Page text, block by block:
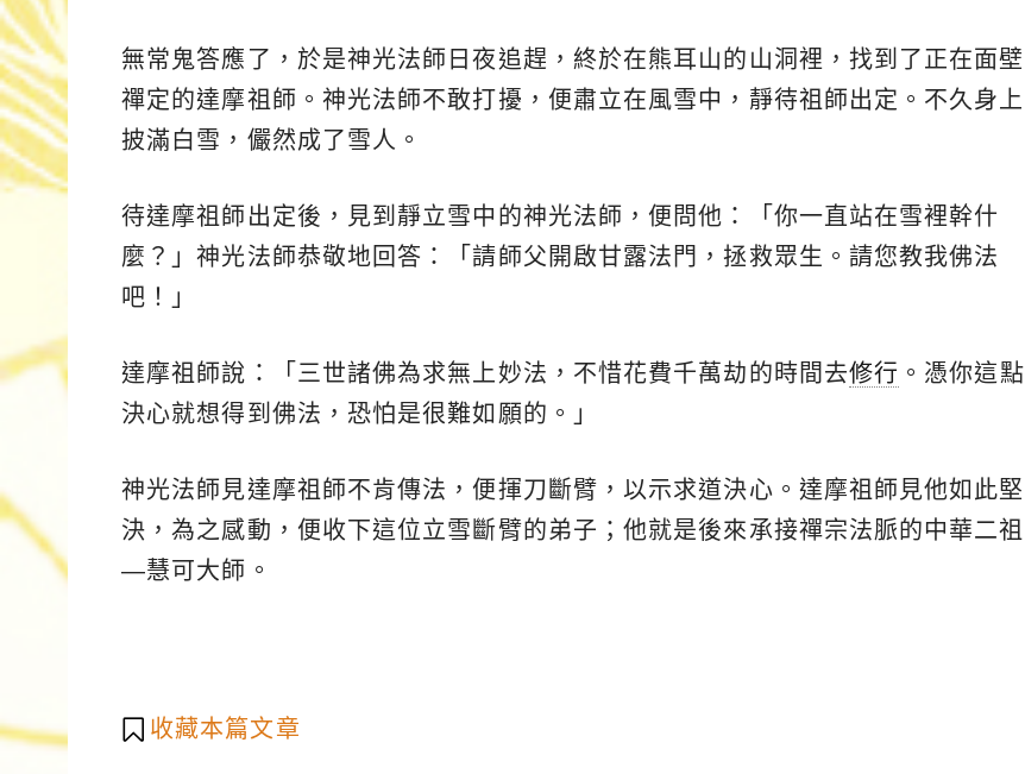
無常鬼答應了，於是神光法師日夜追趕，終於在熊耳山的山洞裡，找到了正在面壁
禪定的達摩祖師。神光法師不敢打擾，便肅立在風雪中，靜待祖師出定。不久身上
披滿白雪，儼然成了雪人。
待達摩祖師出定後，見到靜立雪中的神光法師，便問他：「你一直站在雪裡幹什
麼？」神光法師恭敬地回答：「請師父開啟甘露法門，拯救眾生。請您教我佛法
吧！」
達摩祖師說：「三世諸佛為求無上妙法，不惜花費千萬劫的時間去修行 。憑你這點
決心就想得到佛法，恐怕是很難如願的。」
神光法師見達摩祖師不肯傳法，便揮刀斷臂，以示求道決心。達摩祖師見他如此堅
決，為之感動，便收下這位立雪斷臂的弟子；他就是後來承接禪宗法脈的中華二祖
―慧可大師。
收藏本篇文章